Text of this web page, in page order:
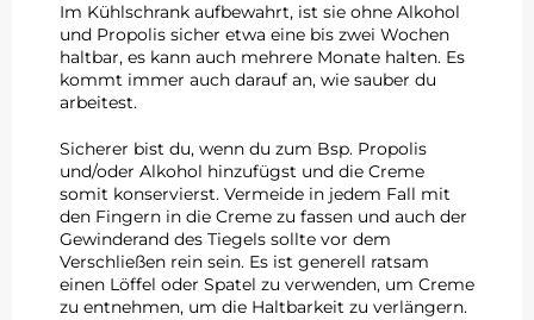
Im Kühlschrank aufbewahrt, ist sie ohne Alkohol
und Propolis sicher etwa eine bis zwei Wochen
haltbar, es kann auch mehrere Monate halten. Es
kommt immer auch darauf an, wie sauber du
arbeitest.
Sicherer bist du, wenn du zum Bsp. Propolis
und/oder Alkohol hinzufügst und die Creme
somit konservierst. Vermeide in jedem Fall mit
den Fingern in die Creme zu fassen und auch der
Gewinderand des Tiegels sollte vor dem
Verschließen rein sein. Es ist generell ratsam
einen Löffel oder Spatel zu verwenden, um Creme
zu entnehmen, um die Haltbarkeit zu verlängern.